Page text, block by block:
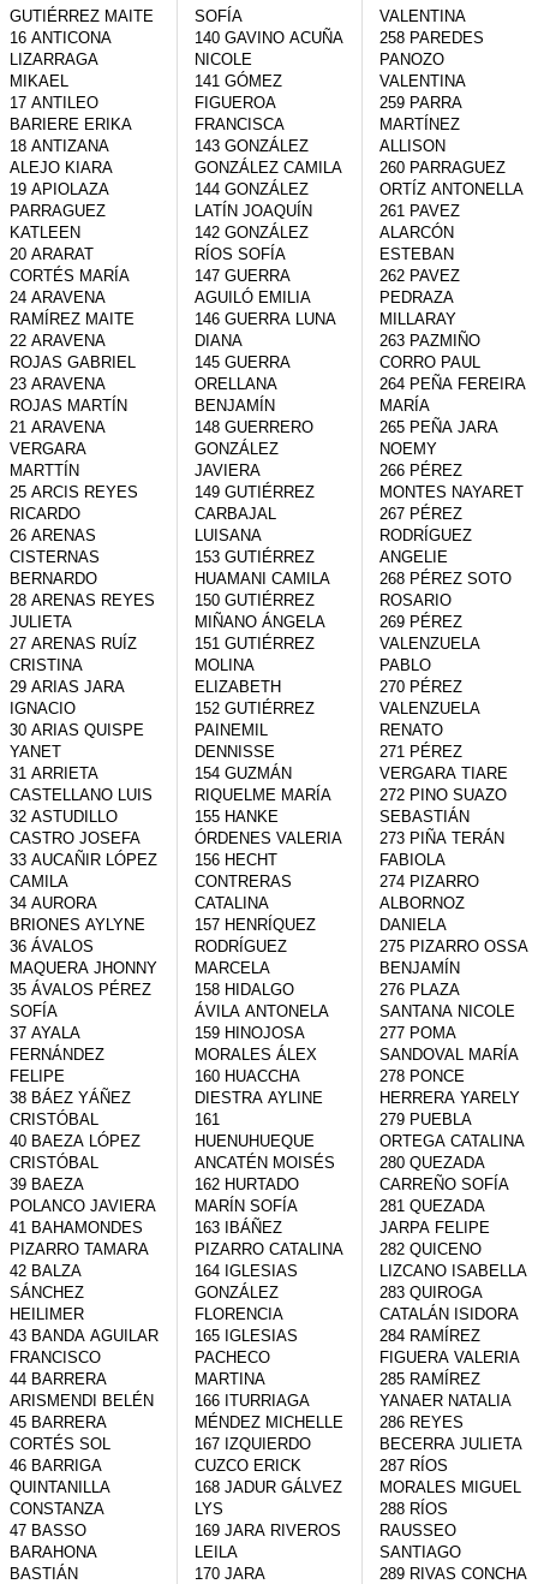
GUTIÉRREZ MAITE
16 ANTICONA
LIZARRAGA
MIKAEL
17 ANTILEO
BARIERE ERIKA
18 ANTIZANA
ALEJO KIARA
19 APIOLAZA
PARRAGUEZ
KATLEEN
20 ARARAT
CORTÉS MARÍA
24 ARAVENA
RAMÍREZ MAITE
22 ARAVENA
ROJAS GABRIEL
23 ARAVENA
ROJAS MARTÍN
21 ARAVENA
VERGARA
MARTTÍN
25 ARCIS REYES
RICARDO
26 ARENAS
CISTERNAS
BERNARDO
28 ARENAS REYES
JULIETA
27 ARENAS RUÍZ
CRISTINA
29 ARIAS JARA
IGNACIO
30 ARIAS QUISPE
YANET
31 ARRIETA
CASTELLANO LUIS
32 ASTUDILLO
CASTRO JOSEFA
33 AUCAÑIR LÓPEZ
CAMILA
34 AURORA
BRIONES AYLYNE
36 ÁVALOS
MAQUERA JHONNY
35 ÁVALOS PÉREZ
SOFÍA
37 AYALA
FERNÁNDEZ
FELIPE
38 BÁEZ YÁÑEZ
CRISTÓBAL
40 BAEZA LÓPEZ
CRISTÓBAL
39 BAEZA
POLANCO JAVIERA
41 BAHAMONDES
PIZARRO TAMARA
42 BALZA
SÁNCHEZ
HEILIMER
43 BANDA AGUILAR
FRANCISCO
44 BARRERA
ARISMENDI BELÉN
45 BARRERA
CORTÉS SOL
46 BARRIGA
QUINTANILLA
CONSTANZA
47 BASSO
BARAHONA
BASTIÁN
SOFÍA
140 GAVINO ACUÑA
NICOLE
141 GÓMEZ
FIGUEROA
FRANCISCA
143 GONZÁLEZ
GONZÁLEZ CAMILA
144 GONZÁLEZ
LATÍN JOAQUÍN
142 GONZÁLEZ
RÍOS SOFÍA
147 GUERRA
AGUILÓ EMILIA
146 GUERRA LUNA
DIANA
145 GUERRA
ORELLANA
BENJAMÍN
148 GUERRERO
GONZÁLEZ
JAVIERA
149 GUTIÉRREZ
CARBAJAL
LUISANA
153 GUTIÉRREZ
HUAMANI CAMILA
150 GUTIÉRREZ
MIÑANO ÁNGELA
151 GUTIÉRREZ
MOLINA
ELIZABETH
152 GUTIÉRREZ
PAINEMIL
DENNISSE
154 GUZMÁN
RIQUELME MARÍA
155 HANKE
ÓRDENES VALERIA
156 HECHT
CONTRERAS
CATALINA
157 HENRÍQUEZ
RODRÍGUEZ
MARCELA
158 HIDALGO
ÁVILA ANTONELA
159 HINOJOSA
MORALES ÁLEX
160 HUACCHA
DIESTRA AYLINE
161
HUENUHUEQUE
ANCATÉN MOISÉS
162 HURTADO
MARÍN SOFÍA
163 IBÁÑEZ
PIZARRO CATALINA
164 IGLESIAS
GONZÁLEZ
FLORENCIA
165 IGLESIAS
PACHECO
MARTINA
166 ITURRIAGA
MÉNDEZ MICHELLE
167 IZQUIERDO
CUZCO ERICK
168 JADUR GÁLVEZ
LYS
169 JARA RIVEROS
LEILA
170 JARA
VALENTINA
258 PAREDES
PANOZO
VALENTINA
259 PARRA
MARTÍNEZ
ALLISON
260 PARRAGUEZ
ORTÍZ ANTONELLA
261 PAVEZ
ALARCÓN
ESTEBAN
262 PAVEZ
PEDRAZA
MILLARAY
263 PAZMIÑO
CORRO PAUL
264 PEÑA FEREIRA
MARÍA
265 PEÑA JARA
NOEMY
266 PÉREZ
MONTES NAYARET
267 PÉREZ
RODRÍGUEZ
ANGELIE
268 PÉREZ SOTO
ROSARIO
269 PÉREZ
VALENZUELA
PABLO
270 PÉREZ
VALENZUELA
RENATO
271 PÉREZ
VERGARA TIARE
272 PINO SUAZO
SEBASTIÁN
273 PIÑA TERÁN
FABIOLA
274 PIZARRO
ALBORNOZ
DANIELA
275 PIZARRO OSSA
BENJAMÍN
276 PLAZA
SANTANA NICOLE
277 POMA
SANDOVAL MARÍA
278 PONCE
HERRERA YARELY
279 PUEBLA
ORTEGA CATALINA
280 QUEZADA
CARREÑO SOFÍA
281 QUEZADA
JARPA FELIPE
282 QUICENO
LIZCANO ISABELLA
283 QUIROGA
CATALÁN ISIDORA
284 RAMÍREZ
FIGUERA VALERIA
285 RAMÍREZ
YANAER NATALIA
286 REYES
BECERRA JULIETA
287 RÍOS
MORALES MIGUEL
288 RÍOS
RAUSSEO
SANTIAGO
289 RIVAS CONCHA